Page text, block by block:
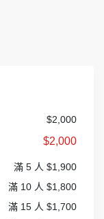
$2,000
$2,000
滿 5 人 $1,900
滿 10 人 $1,800
滿 15 人 $1,700